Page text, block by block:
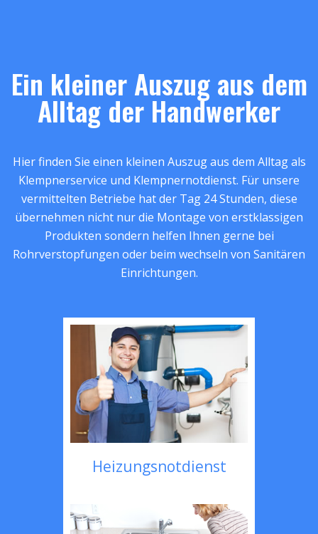
Ein kleiner Auszug aus dem
Alltag der Handwerker
Hier finden Sie einen kleinen Auszug aus dem Alltag als
Klempnerservice und Klempnernotdienst. Für unsere
vermittelten Betriebe hat der Tag 24 Stunden, diese
übernehmen nicht nur die Montage von erstklassigen
Produkten sondern helfen Ihnen gerne bei
Rohrverstopfungen oder beim wechseln von Sanitären
Einrichtungen.
Heizungsnotdienst